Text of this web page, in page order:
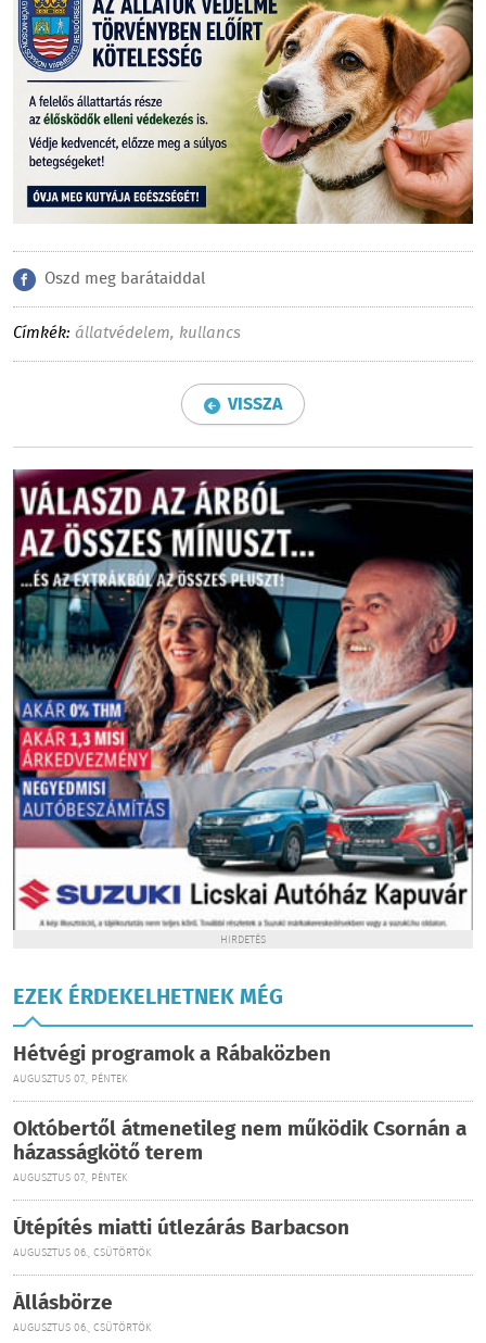
Oszd meg barátaiddal
Címkék: állatvédelem, kullancs
VISSZA
HIRDETÉS
EZEK ÉRDEKELHETNEK MÉG
Hétvégi programok a Rábaközben
AUGUSZTUS 07., PÉNTEK
Októbertől átmenetileg nem működik Csornán a
házasságkötő terem
AUGUSZTUS 07., PÉNTEK
Útépítés miatti útlezárás Barbacson
AUGUSZTUS 06., CSÜTÖRTÖK
Állásbörze
AUGUSZTUS 06., CSÜTÖRTÖK